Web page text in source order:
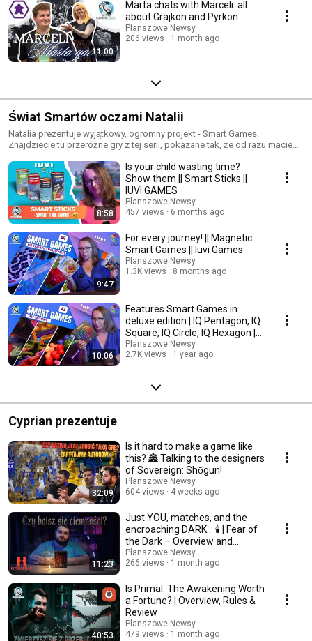
11:00
Marta chats with Marceli: all
about Grajkon and Pyrkon
Planszowe Newsy
206 views
1 month ago
Świat Smartów oczami Natalii
Natalia prezentuje wyjątkowy, ogromny projekt - Smart Games.
Znajdziecie tu przeróżne gry z tej serii, pokazane tak, że od razu macie
8:58
Is your child wasting time?
Show them || Smart Sticks ||
IUVI GAMES
Planszowe Newsy
457 views
6 months ago
9:47
For every journey! || Magnetic
Smart Games || Iuvi Games
Planszowe Newsy
1.3K views
8 months ago
10:06
Features Smart Games in
deluxe edition | IQ Pentagon, IQ
Square, IQ Circle, IQ Hexagon |
Iuvi Games
Planszowe Newsy
2.7K views
1 year ago
Cyprian prezentuje
32:09
Is it hard to make a game like
this? 🏯 Talking to the designers
of Sovereign: Shōgun!
Planszowe Newsy
604 views
4 weeks ago
11:23
Just YOU, matches, and the
encroaching DARK... 🕯️ | Fear of
the Dark – Overview and
Impressions
Planszowe Newsy
266 views
1 month ago
40:53
Is Primal: The Awakening Worth
a Fortune? | Overview, Rules &
Review
Planszowe Newsy
479 views
1 month ago